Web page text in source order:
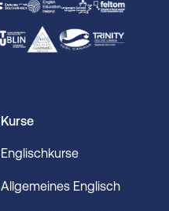
Kurse
Englischkurse
Allgemeines Englisch